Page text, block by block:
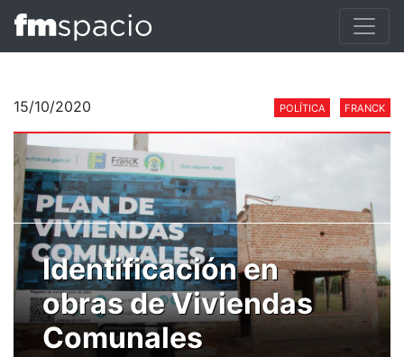
15/10/2020 POLÍTICA FRANCK
Identificación en
obras de Viviendas
Comunales